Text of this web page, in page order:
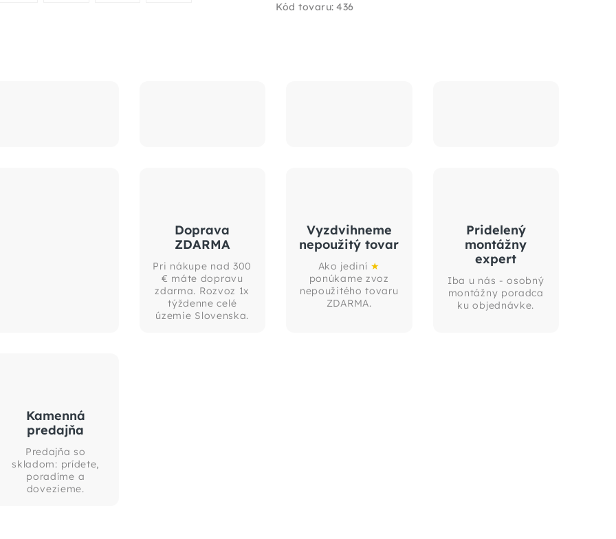
Kód tovaru: 436
Doprava
ZDARMA
Pri nákupe nad 300
€ máte dopravu
zdarma. Rozvoz 1x
týždenne celé
územie Slovenska.
Vyzdvihneme
nepoužitý tovar
Ako jediní ★
ponúkame zvoz
nepoužitého tovaru
ZDARMA.
Pridelený
montážny
expert
Iba u nás - osobný
montážny poradca
ku objednávke.
Kamenná
predajňa
Predajňa so
skladom: prídete,
poradíme a
dovezieme.